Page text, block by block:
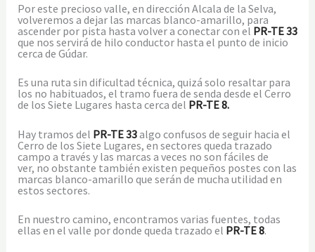
Por este precioso valle, en dirección Alcala de la Selva,
volveremos a dejar las marcas blanco-amarillo, para
ascender por pista hasta volver a conectar con el PR-TE 33
que nos servirá de hilo conductor hasta el punto de inicio
cerca de Gúdar.
Es una ruta sin dificultad técnica, quizá solo resaltar para
los no habituados, el tramo fuera de senda desde el Cerro
de los Siete Lugares hasta cerca del PR-TE 8.
Hay tramos del PR-TE 33algo confusos de seguir hacia el
Cerro de los Siete Lugares, en sectores queda trazado
campo a través y las marcas a veces no son fáciles de
ver, no obstante también existen pequeños postes con las
marcas blanco-amarillo que serán de mucha utilidad en
estos sectores.
En nuestro camino, encontramos varias fuentes, todas
ellas en el valle por donde queda trazado el PR-TE 8.